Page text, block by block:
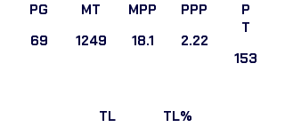
PG
69
MT
1249
MPP
18.1
PPP
2.22
P
T
153
TL
TL%